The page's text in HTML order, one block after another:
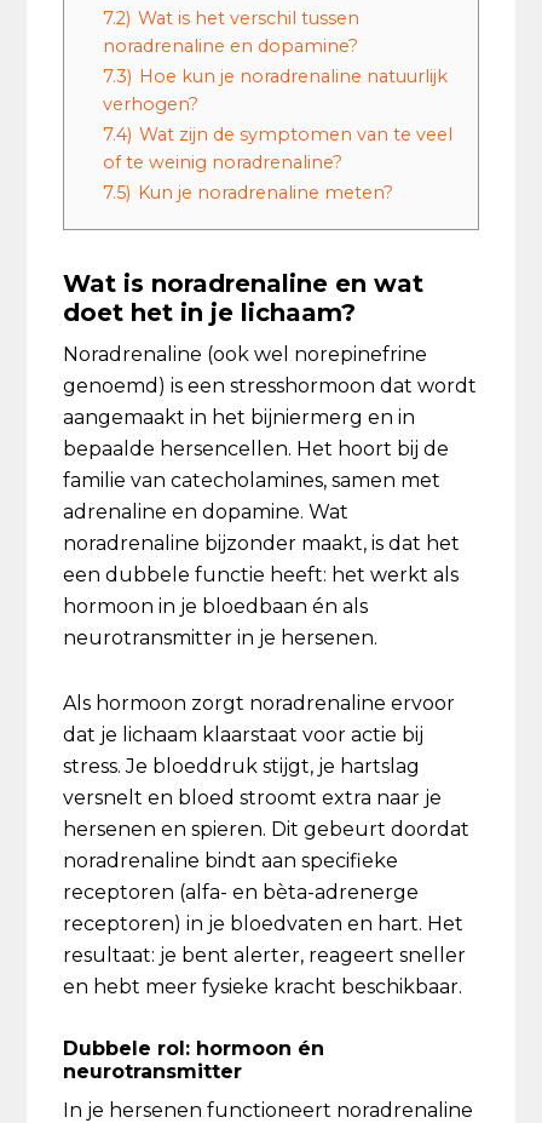
7.2) Wat is het verschil tussen
noradrenaline en dopamine?
7.3) Hoe kun je noradrenaline natuurlijk
verhogen?
7.4) Wat zijn de symptomen van te veel
of te weinig noradrenaline?
7.5) Kun je noradrenaline meten?
Wat is noradrenaline en wat
doet het in je lichaam?
Noradrenaline (ook wel norepinefrine
genoemd) is een stresshormoon dat wordt
aangemaakt in het bijniermerg en in
bepaalde hersencellen. Het hoort bij de
familie van catecholamines, samen met
adrenaline en dopamine. Wat
noradrenaline bijzonder maakt, is dat het
een dubbele functie heeft: het werkt als
hormoon in je bloedbaan én als
neurotransmitter in je hersenen.
Als hormoon zorgt noradrenaline ervoor
dat je lichaam klaarstaat voor actie bij
stress. Je bloeddruk stijgt, je hartslag
versnelt en bloed stroomt extra naar je
hersenen en spieren. Dit gebeurt doordat
noradrenaline bindt aan specifieke
receptoren (alfa- en bèta-adrenerge
receptoren) in je bloedvaten en hart. Het
resultaat: je bent alerter, reageert sneller
en hebt meer fysieke kracht beschikbaar.
Dubbele rol: hormoon én
neurotransmitter
In je hersenen functioneert noradrenaline